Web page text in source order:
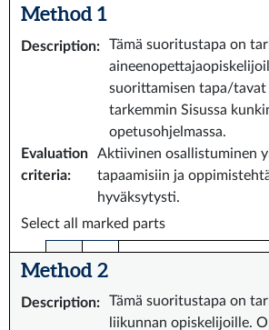
Method 1
Description:
Tämä suoritustapa on
suorittamisen tapa/tavat
tarkemmin Sisussa
opetusohjelmassa.
Evaluation
criteria:
Aktiivinen osallistuminen
tapaamisiin ja
hyväksytysti.
Select all marked parts
Method 2
Description:
Tämä suoritustapa on
liikunnan opiskelijoille.